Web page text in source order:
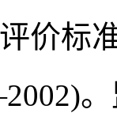
评价标